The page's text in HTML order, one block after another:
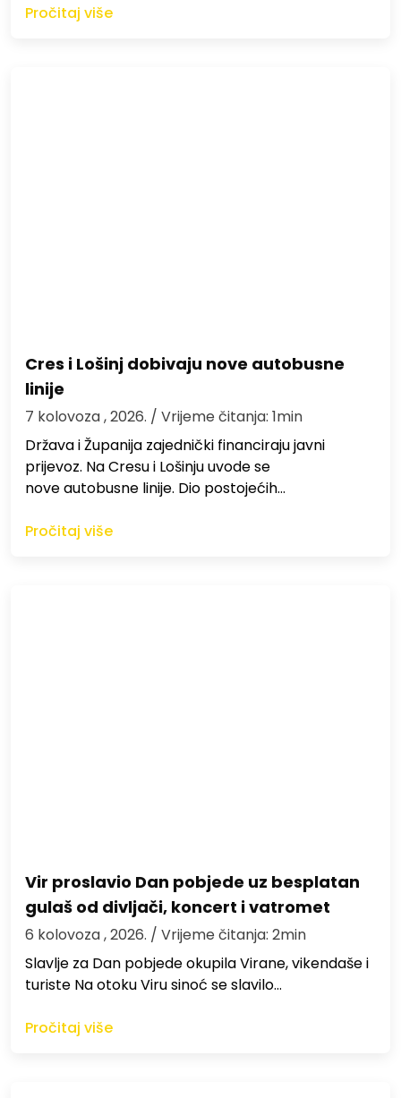
Pročitaj više
Cres i Lošinj dobivaju nove autobusne
linije
7 kolovoza , 2026. / Vrijeme čitanja: 1min
Država i Županija zajednički financiraju javni
prijevoz. Na Cresu i Lošinju uvode se
nove autobusne linije. Dio postojećih…
Pročitaj više
Vir proslavio Dan pobjede uz besplatan
gulaš od divljači, koncert i vatromet
6 kolovoza , 2026. / Vrijeme čitanja: 2min
Slavlje za Dan pobjede okupila Virane, vikendaše i
turiste Na otoku Viru sinoć se slavilo…
Pročitaj više